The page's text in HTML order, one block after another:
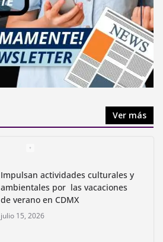
Ver más
Impulsan actividades culturales y
ambientales por las vacaciones
de verano en CDMX
julio 15, 2026